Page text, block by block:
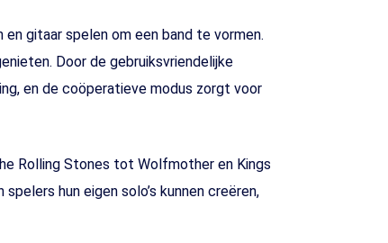
gitaar spelen om een band te vormen.
Door de gebruiksvriendelijke
en de coöperatieve modus zorgt voor
Rolling Stones tot Wolfmother en Kings
hun eigen solo’s kunnen creëren,